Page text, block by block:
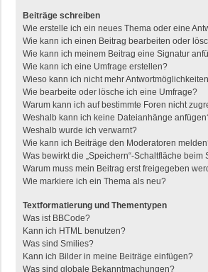
Beiträge schreiben
Wie erstelle ich ein neues Thema oder eine
Wie kann ich einen Beitrag bearbeiten oder
Wie kann ich meinem Beitrag eine Signatur
Wie kann ich eine Umfrage erstellen?
Wieso kann ich nicht mehr
Wie bearbeite oder lösche ich eine Umfrage?
Warum kann ich auf bestimmte Foren nicht
Weshalb kann ich keine Dateianhänge
Weshalb wurde ich verwarnt?
Wie kann ich Beiträge den Moderatoren
Was bewirkt die „Speichern“-Schaltfläche
Warum muss mein Beitrag erst freigegeben
Wie markiere ich ein Thema als neu?
Textformatierung und Thementypen
Was ist BBCode?
Kann ich HTML benutzen?
Was sind Smilies?
Kann ich Bilder in meine Beiträge einfügen?
Was sind globale Bekanntmachungen?